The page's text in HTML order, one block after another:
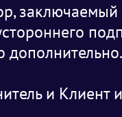
дополнительно.
и Клиент